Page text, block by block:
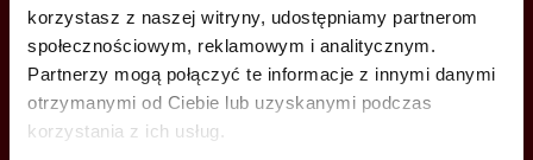
korzystasz z naszej witryny, udostępniamy partnerom
społecznościowym, reklamowym i analitycznym.
Partnerzy mogą połączyć te informacje z innymi danymi
otrzymanymi od Ciebie lub uzyskanymi podczas
korzystania z ich usług.
MOŻESZ TEŻ ZOSTAWIĆ SWÓJ NUMER, A MY SKONTAKTUJEMY SIĘ